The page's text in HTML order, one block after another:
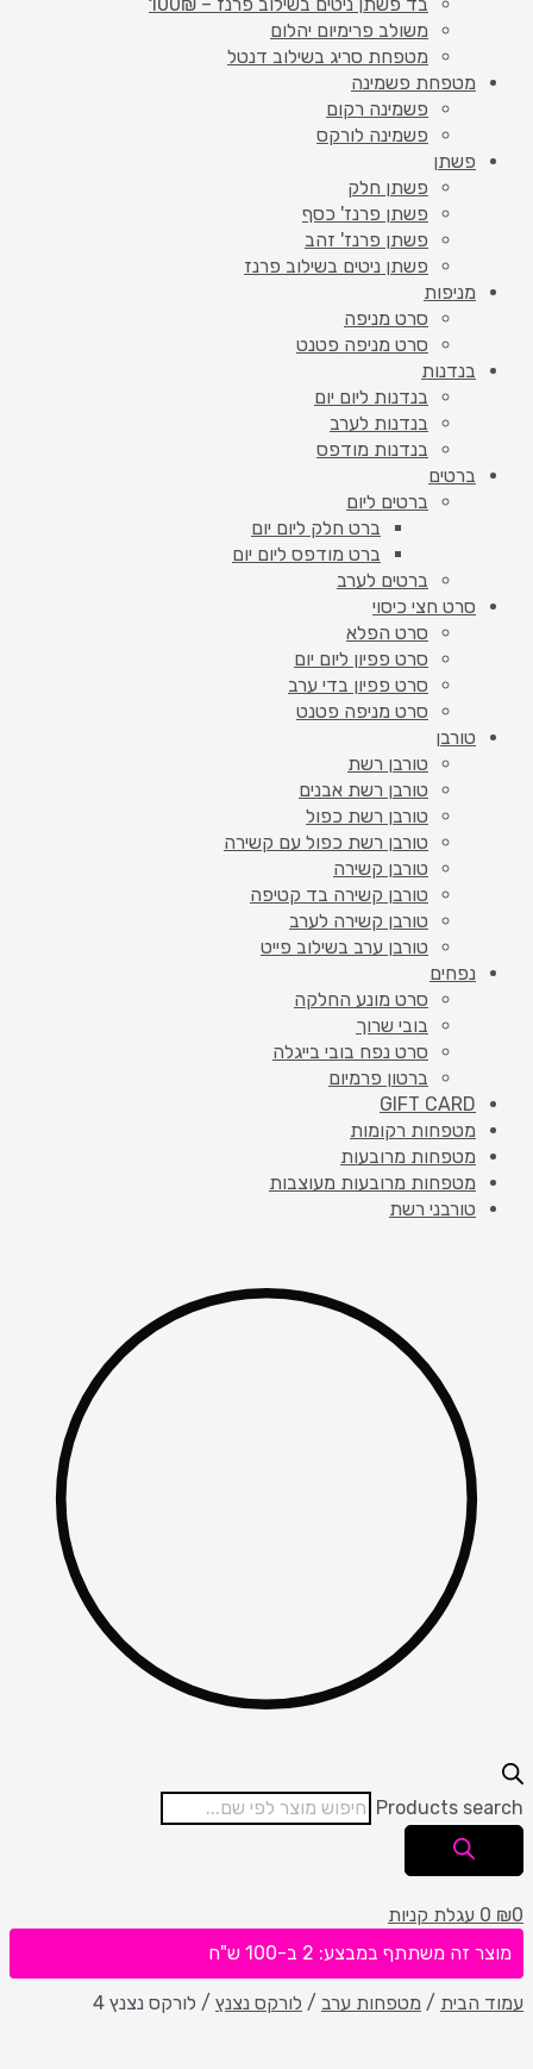
משולב פרימיום יהלום
מטפחת סריג בשילוב דנטל
מטפחת פשמינה
פשמינה רקום
פשמינה לורקס
פשתן
פשתן חלק
פשתן פרנז' כסף
פשתן פרנז' זהב
פשתן ניטים בשילוב פרנז
מניפות
סרט מניפה
סרט מניפה פטנט
בנדנות
בנדנות ליום יום
בנדנות לערב
בנדנות מודפס
ברטים
ברטים ליום
ברט חלק ליום יום
ברט מודפס ליום יום
ברטים לערב
סרט חצי כיסוי
סרט הפלא
סרט פפיון ליום יום
סרט פפיון בדי ערב
סרט מניפה פטנט
טורבן
טורבן רשת
טורבן רשת אבנים
טורבן רשת כפול
טורבן רשת כפול עם קשירה
טורבן קשירה
טורבן קשירה בד קטיפה
טורבן קשירה לערב
טורבן ערב בשילוב פייט
נפחים
סרט מונע החלקה
בובי שרוך
סרט נפח בובי בייגלה
ברטון פרמיום
GIFT CARD
מטפחות רקומות
מטפחות מרובעות
מטפחות מרובעות מעוצבות
טורבני רשת
Products search
₪0
0 עגלת קניות
מוצר זה משתתף במבצע: 2 ב-100 ש"ח
עמוד הבית / מטפחות ערב / לורקס נצנץ / לורקס נצנץ 4